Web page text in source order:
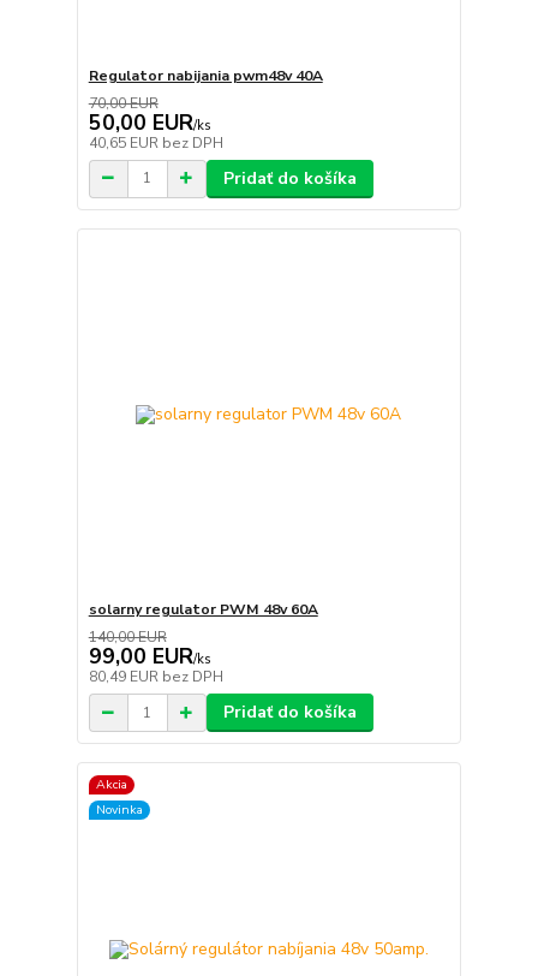
Regulator nabijania pwm48v 40A
70,00 EUR
50,00 EUR/ks
40,65 EUR bez DPH
Pridať do košíka
solarny regulator PWM 48v 60A
140,00 EUR
99,00 EUR/ks
80,49 EUR bez DPH
Pridať do košíka
Akcia
Novinka